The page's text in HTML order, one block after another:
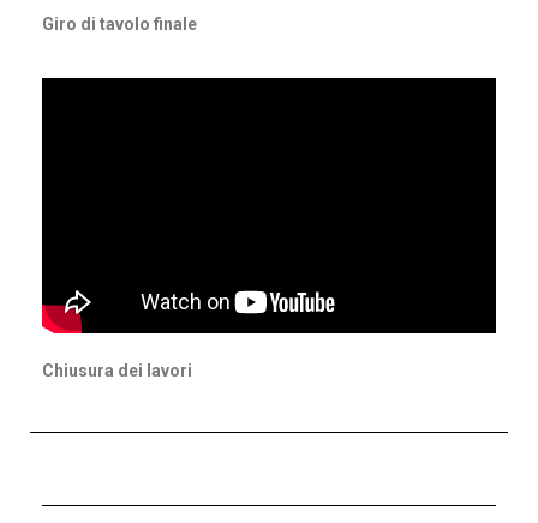
Giro di tavolo finale
Chiusura dei lavori